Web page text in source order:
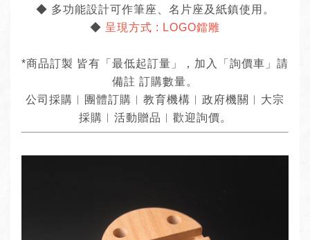
◆ 多功能設計可作筆座、名片座及紙鎮使用。
◆ 呈現方式 : LOGO鐳雕
*商品訂製 皆有「最低起訂量」，加入「詢價車」請
備註 訂購數量。
公司採購︱團體訂購︱教育機構︱政府機關︱大宗
採購︱活動贈品︱歡迎詢價。